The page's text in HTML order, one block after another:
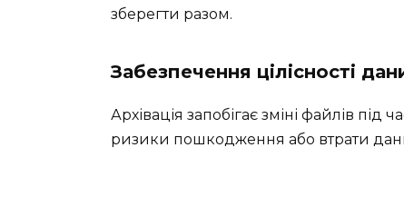
зберегти разом.
Забезпечення цілісності
Архівація запобігає зміні файлів під
ризики пошкодження або втрати